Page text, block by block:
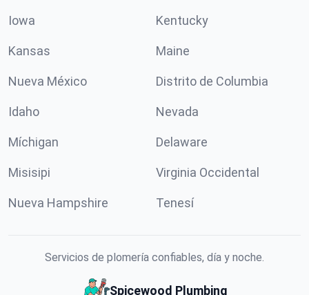
Iowa Kentucky
Kansas Maine
Nueva México Distrito de Columbia
Idaho Nevada
Míchigan Delaware
Misisipi Virginia Occidental
Nueva Hampshire Tenesí
Servicios de plomería confiables, día y noche.
Spicewood Plumbing